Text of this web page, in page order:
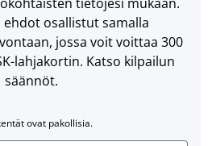
ehdot osallistut samalla
jossa voit voittaa 300
lahjakortin. Katso kilpailun
säännöt.
ovat pakollisia.